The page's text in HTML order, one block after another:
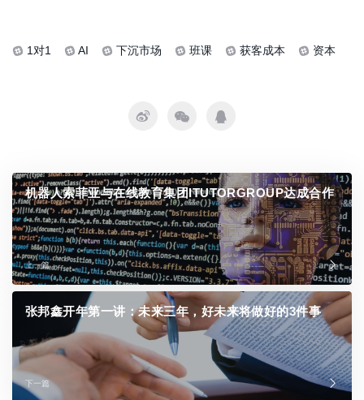
1对1 AI 下沉市场 班课 获客成本 资本
机器人索菲亚与在线教育集团ITUTORGROUP达成合作
上一篇
张邦鑫开年第一讲：未来三年，好未来将做好的3件事
下一篇